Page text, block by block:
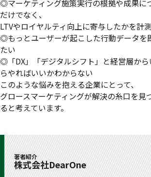
◎マーケティング施策実行の根拠や成果に
だけでなく、
LTVやロイヤルティ向上に寄与したかを計
◎もっとユーザーが起こした行動データを
たい
◎「DX」「デジタルシフト」と経営層か
らやればいいかわからない
このような悩みを抱える企業にとって、
グロースマーケティングが解決の糸口を見
ると考えています。
著者紹介
株式会社DearOne